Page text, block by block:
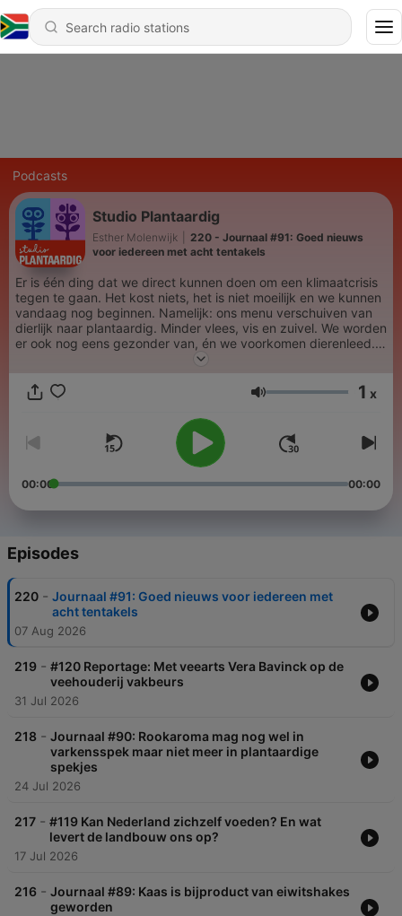
Podcasts
Studio Plantaardig
Esther Molenwijk
220 - Journaal #91: Goed nieuws
voor iedereen met acht tentakels
Er is één ding dat we direct kunnen doen om een klimaatcrisis
tegen te gaan. Het kost niets, het is niet moeilijk en we kunnen
vandaag nog beginnen. Namelijk: ons menu verschuiven van
dierlijk naar plantaardig. Minder vlees, vis en zuivel. We worden
er ook nog eens gezonder van, én we voorkomen dierenleed.
Dat deze transitie nodig is, staat inmiddels als een paal boven
heeft het menu van morgen voor ons in petto? Esther
Molenwijk gaat in gesprek met experts over de transitie naar
een meer plantaardige samenleving.
Volume 1 x
00:00 00:00
Episodes
220 - Journaal #91: Goed nieuws voor iedereen met
acht tentakels
07 Aug 2026
219 - #120 Reportage: Met veearts Vera Bavinck op de
veehouderij vakbeurs
31 Jul 2026
218 - Journaal #90: Rookaroma mag nog wel in
varkensspek maar niet meer in plantaardige
spekjes
24 Jul 2026
217 - #119 Kan Nederland zichzelf voeden? En wat
levert de landbouw ons op?
17 Jul 2026
216 - Journaal #89: Kaas is bijproduct van eiwitshakes
geworden